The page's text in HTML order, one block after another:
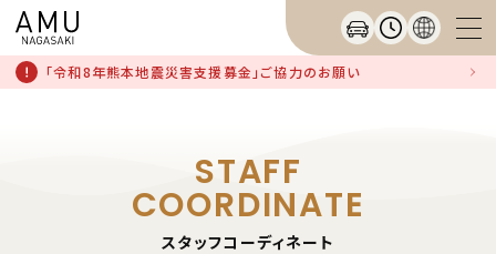
「令和8年熊本地震災害支援募金」ご協力のお願い
STAFF
COORDINATE
スタッフコーディネート